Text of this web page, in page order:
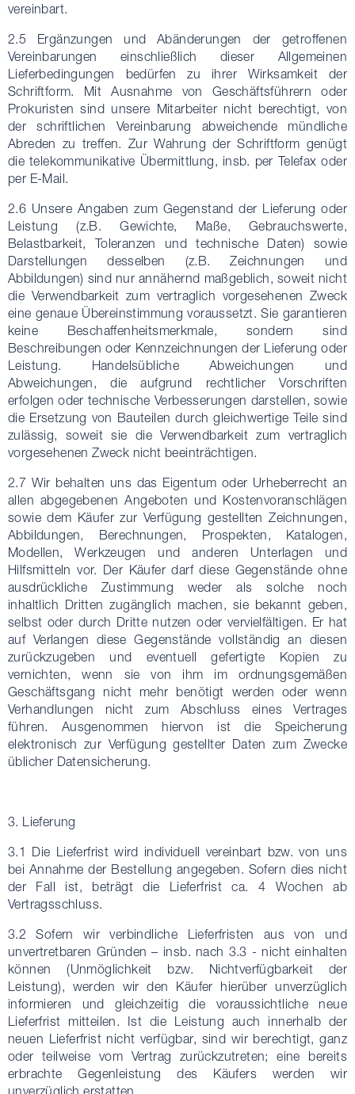
vereinbart.
2.5 Ergänzungen und Abänderungen der getroffenen
Vereinbarungen einschließlich dieser Allgemeinen
Lieferbedingungen bedürfen zu ihrer Wirksamkeit der
Schriftform. Mit Ausnahme von Geschäftsführern oder
Prokuristen sind unsere Mitarbeiter nicht berechtigt, von
der schriftlichen Vereinbarung abweichende mündliche
Abreden zu treffen. Zur Wahrung der Schriftform genügt
die telekommunikative Übermittlung, insb. per Telefax oder
per E-Mail.
2.6 Unsere Angaben zum Gegenstand der Lieferung oder
Leistung (z.B. Gewichte, Maße, Gebrauchswerte,
Belastbarkeit, Toleranzen und technische Daten) sowie
Darstellungen desselben (z.B. Zeichnungen und
Abbildungen) sind nur annähernd maßgeblich, soweit nicht
die Verwendbarkeit zum vertraglich vorgesehenen Zweck
eine genaue Übereinstimmung voraussetzt. Sie garantieren
keine Beschaffenheitsmerkmale, sondern sind
Beschreibungen oder Kennzeichnungen der Lieferung oder
Leistung. Handelsübliche Abweichungen und
Abweichungen, die aufgrund rechtlicher Vorschriften
erfolgen oder technische Verbesserungen darstellen, sowie
die Ersetzung von Bauteilen durch gleichwertige Teile sind
zulässig, soweit sie die Verwendbarkeit zum vertraglich
vorgesehenen Zweck nicht beeinträchtigen.
2.7 Wir behalten uns das Eigentum oder Urheberrecht an
allen abgegebenen Angeboten und Kostenvoranschlägen
sowie dem Käufer zur Verfügung gestellten Zeichnungen,
Abbildungen, Berechnungen, Prospekten, Katalogen,
Modellen, Werkzeugen und anderen Unterlagen und
Hilfsmitteln vor. Der Käufer darf diese Gegenstände ohne
ausdrückliche Zustimmung weder als solche noch
inhaltlich Dritten zugänglich machen, sie bekannt geben,
selbst oder durch Dritte nutzen oder vervielfältigen. Er hat
auf Verlangen diese Gegenstände vollständig an diesen
zurückzugeben und eventuell gefertigte Kopien zu
vernichten, wenn sie von ihm im ordnungsgemäßen
Geschäftsgang nicht mehr benötigt werden oder wenn
Verhandlungen nicht zum Abschluss eines Vertrages
führen. Ausgenommen hiervon ist die Speicherung
elektronisch zur Verfügung gestellter Daten zum Zwecke
üblicher Datensicherung.
3. Lieferung
3.1 Die Lieferfrist wird individuell vereinbart bzw. von uns
bei Annahme der Bestellung angegeben. Sofern dies nicht
der Fall ist, beträgt die Lieferfrist ca. 4 Wochen ab
Vertragsschluss.
3.2 Sofern wir verbindliche Lieferfristen aus von und
unvertretbaren Gründen – insb. nach 3.3 - nicht einhalten
können (Unmöglichkeit bzw. Nichtverfügbarkeit der
Leistung), werden wir den Käufer hierüber unverzüglich
informieren und gleichzeitig die voraussichtliche neue
Lieferfrist mitteilen. Ist die Leistung auch innerhalb der
neuen Lieferfrist nicht verfügbar, sind wir berechtigt, ganz
oder teilweise vom Vertrag zurückzutreten; eine bereits
erbrachte Gegenleistung des Käufers werden wir